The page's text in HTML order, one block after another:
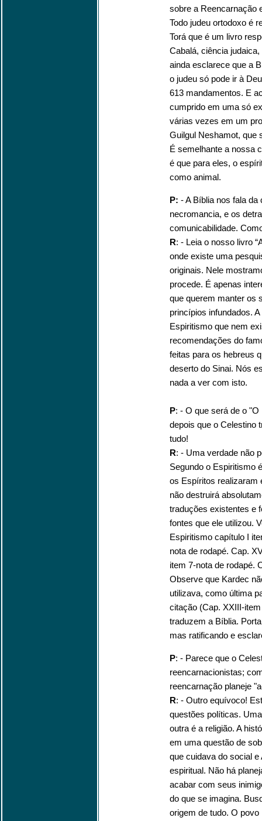
sobre a Reencarnação
Todo judeu ortodoxo é
Torá que é um livro
Cabalá, ciência
ainda esclarece que a
o judeu só pode ir à
613 mandamentos. E
cumprido em uma só
várias vezes em um
Guilgul Neshamot, que
É semelhante a nossa
é que para eles, o
como animal.
P: - A Bíblia nos fala
necromancia, e os
comunicabilidade.
R: - Leia o nosso livro
onde existe uma
originais. Nele
procede. É apenas
que querem manter os
princípios infundados.
Espiritismo que nem
recomendações do
feitas para os hebreus
deserto do Sinai. Nós
nada a ver com isto.
P: - O que será de o
depois que o Celestino
tudo!
R: - Uma verdade não
Segundo o Espiritismo
os Espíritos realizaram
não destruirá
traduções existentes e
fontes que ele utilizou.
Espiritismo capítulo I
nota de rodapé. Cap.
item 7-nota de rodapé.
Observe que Kardec
utilizava, como última
citação (Cap. XXIII-
traduzem a Bíblia.
mas ratificando e
P: - Parece que o
reencarnacionistas;
reencarnação planeje
R: - Outro equívoco!
questões políticas.
outra é a religião. A
em uma questão de
que cuidava do social
espiritual. Não há
acabar com seus
do que se imagina.
origem de tudo. O